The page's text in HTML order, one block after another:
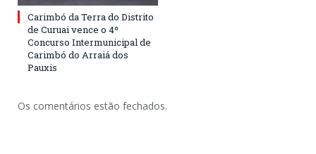
Carimbó da Terra do Distrito
de Curuai vence o 4º
Concurso Intermunicipal de
Carimbó do Arraiá dos
Pauxis
Os comentários estão fechados.